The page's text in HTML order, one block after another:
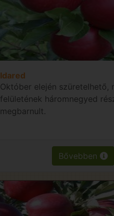
Idared
Október elején szüretelhető,
felületének háromnegyed
megbarnult.
Bővebben